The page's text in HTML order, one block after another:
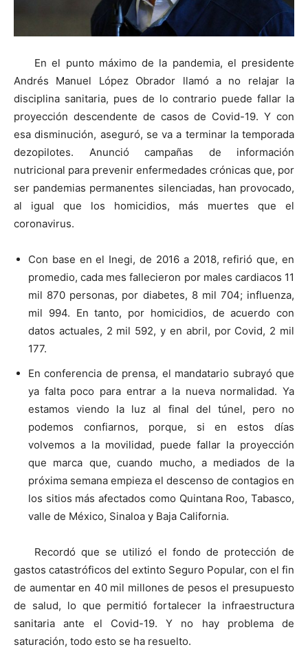
En el punto máximo de la pandemia, el presidente
Andrés Manuel López Obrador llamó a no relajar la
disciplina sanitaria, pues de lo contrario puede fallar la
proyección descendente de casos de Covid-19. Y con
esa disminución, aseguró, se va a terminar la temporada
dezopilotes. Anunció campañas de información
nutricional para prevenir enfermedades crónicas que, por
ser pandemias permanentes silenciadas, han provocado,
al igual que los homicidios, más muertes que el
coronavirus.
Con base en el Inegi, de 2016 a 2018, refirió que, en
promedio, cada mes fallecieron por males cardiacos 11
mil 870 personas, por diabetes, 8 mil 704; influenza,
mil 994. En tanto, por homicidios, de acuerdo con
datos actuales, 2 mil 592, y en abril, por Covid, 2 mil
177.
En conferencia de prensa, el mandatario subrayó que
ya falta poco para entrar a la nueva normalidad. Ya
estamos viendo la luz al final del túnel, pero no
podemos confiarnos, porque, si en estos días
volvemos a la movilidad, puede fallar la proyección
que marca que, cuando mucho, a mediados de la
próxima semana empieza el descenso de contagios en
los sitios más afectados como Quintana Roo, Tabasco,
valle de México, Sinaloa y Baja California.
Recordó que se utilizó el fondo de protección de
gastos catastróficos del extinto Seguro Popular, con el fin
de aumentar en 40 mil millones de pesos el presupuesto
de salud, lo que permitió fortalecer la infraestructura
sanitaria ante el Covid-19. Y no hay problema de
saturación, todo esto se ha resuelto.